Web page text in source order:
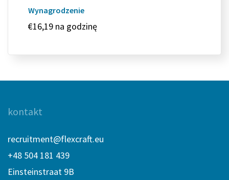
Wynagrodzenie
€16,19 na godzinę
kontakt
recruitment@flexcraft.eu
+48 504 181 439
Einsteinstraat 9B